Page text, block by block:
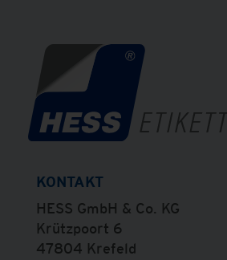
KONTAKT
HESS GmbH & Co. KG
Krützpoort 6
47804 Krefeld